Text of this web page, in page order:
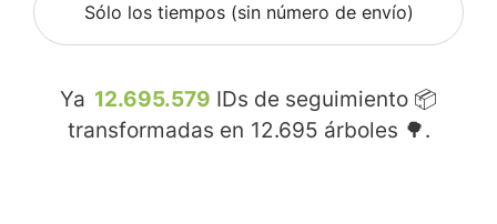
Sólo los tiempos (sin número de envío)
Ya 12.695.579 IDs de seguimiento 📦
transformadas en 12.695 árboles 🌳.